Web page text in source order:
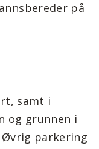
på
samt i
og grunnen i
parkering